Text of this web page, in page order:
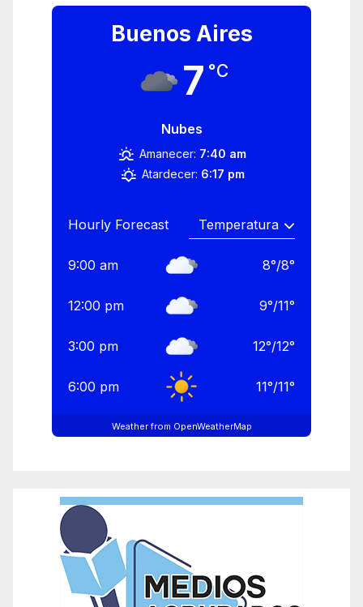
Buenos Aires
7 °C
Nubes
Amanecer: 7:40 am
Atardecer: 6:17 pm
Hourly Forecast
9:00 am 8°/8°
12:00 pm 9°/11°
3:00 pm 12°/12°
6:00 pm 11°/11°
Weather from OpenWeatherMap